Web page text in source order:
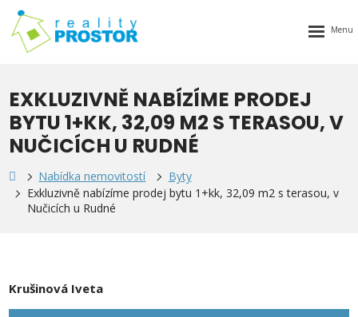
EXKLUZIVNĚ NABÍZÍME PRODEJ
BYTU 1+KK, 32,09 M2 S TERASOU, V
NUČICÍCH U RUDNÉ
Nabídka nemovitostí
Byty
Exkluzivně nabízíme prodej bytu 1+kk, 32,09 m2 s terasou, v
Nučicích u Rudné
Krušinová Iveta